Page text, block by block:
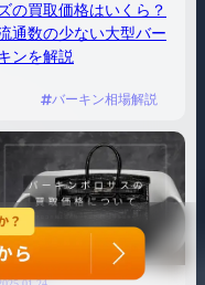
ズの買取価格はいくら？
通数の少ない大型バー
ンを解説
バーキン相場解説